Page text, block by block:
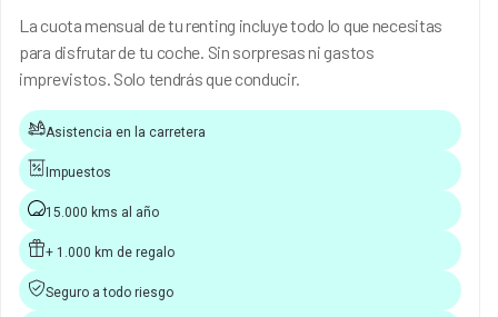
La cuota mensual de tu renting incluye todo lo que necesitas
para disfrutar de tu coche. Sin sorpresas ni gastos
imprevistos. Solo tendrás que conducir.
Asistencia en la carretera
Impuestos
15.000 kms al año
+ 1.000 km de regalo
Seguro a todo riesgo